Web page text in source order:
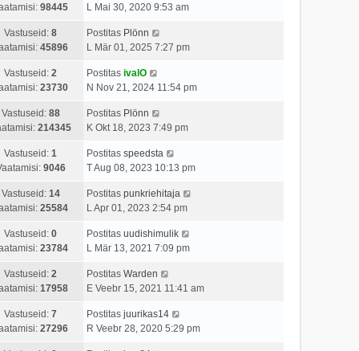
98445
L Mai 30, 2020 9:53 am
Vastuseid: 8
45896
Postitas Plönn
L Mär 01, 2025 7:27 pm
Vastuseid: 2
23730
Postitas ivalO
N Nov 21, 2024 11:54 pm
Vastuseid: 88
214345
Postitas Plönn
K Okt 18, 2023 7:49 pm
Vastuseid: 1
9046
Postitas speedsta
T Aug 08, 2023 10:13 pm
Vastuseid: 14
25584
Postitas punkriehitaja
L Apr 01, 2023 2:54 pm
Vastuseid: 0
23784
Postitas uudishimulik
L Mär 13, 2021 7:09 pm
Vastuseid: 2
17958
Postitas Warden
E Veebr 15, 2021 11:41 am
Vastuseid: 7
27296
Postitas juurikas14
R Veebr 28, 2020 5:29 pm